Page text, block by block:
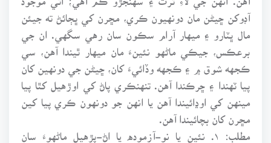
آڊوکن ڇيڻن مان دونهيون ڪري، مڇرن کي ڀڄائڻ ته جيئن
مال ڀٽارو ۽ ميهار آرام سڪون سان رهي سگهي. ان جي
برعڪس، جيڪي ماڻهو نئينءَ مان ميهار ٿيندا آهن، سي
ڪجهه شوق ۾ ۽ ڪجهه وڏائيءَ کان، ڇيڻن جي دونهين کان
پيا ٽهندا ۽ ڇرڪندا آهن. تنهنڪري پاڻ کي اوڙهيل کٿا پيا
مينهن کي اوڍائيندا آهن يا انهن جو دونهون ڪري پيا کين
مڇرن کان بچائيندا آهن.
مطلب: ۱. نئين يا نو-آزموده يا اڻ-پڙهيل ماڻهوءَ سان